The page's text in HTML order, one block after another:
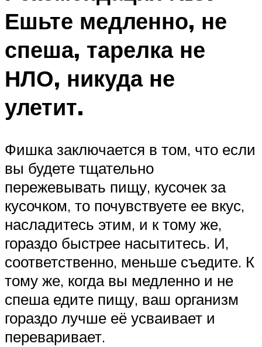
Ешьте медленно, не
спеша, тарелка не
НЛО, никуда не
улетит.
Фишка заключается в том, что если
вы будете тщательно
пережевывать пищу, кусочек за
кусочком, то почувствуете ее вкус,
насладитесь этим, и к тому же,
гораздо быстрее насытитесь. И,
соответственно, меньше съедите. К
тому же, когда вы медленно и не
спеша едите пищу, ваш организм
гораздо лучше её усваивает и
переваривает.